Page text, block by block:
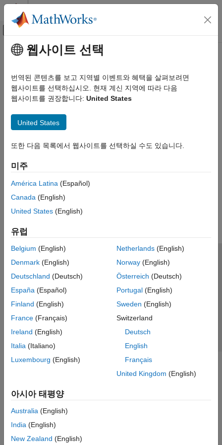
콘텐츠로 바로 가기
오프캔버스 탐색 메뉴 토글
문서 홈
주요 콘텐츠
이 페이지가 얼마나 도움이 되었습니까?
웹사이트 선택
번역된 콘텐츠를 보고 지역별 이벤트와 혜택을 살펴보려면
웹사이트를 선택하십시오. 현재 계신 지역에 따라 다음
웹사이트를 권장합니다: United States
United States
또한 다음 목록에서 웹사이트를 선택하실 수도 있습니다.
미주
América Latina (Español)
Canada (English)
United States (English)
유럽
Belgium (English)
Denmark (English)
Deutschland (Deutsch)
España (Español)
Finland (English)
France (Français)
Ireland (English)
Italia (Italiano)
Luxembourg (English)
Netherlands(English)
Norway(English)
Österreich (Deutsch)
Portugal(English)
Sweden (English)
Switzerland
Deutsch
English
Français
United Kingdom (English)
아시아 태평양
Australia (English)
India (English)
New Zealand (English)
신뢰 센터 등록 상표 개인정보 취급방침
불법 복제 방지
애플리케이션 상태
© 1994-2026 The MathWorks, Inc.